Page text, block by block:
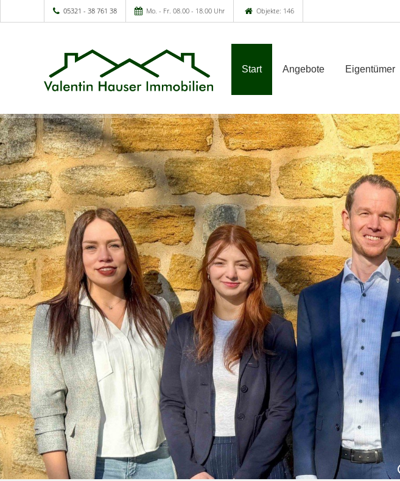
05321 - 38 761 38 Mo. - Fr. 08.00 - 18.00 Uhr Objekte: 146
Start Angebote Eigentümer